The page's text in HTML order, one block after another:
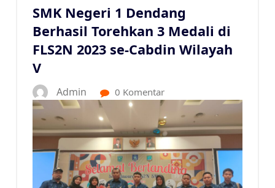
SMK Negeri 1 Dendang
Berhasil Torehkan 3 Medali di
FLS2N 2023 se-Cabdin Wilayah
V
Admin 0 Komentar